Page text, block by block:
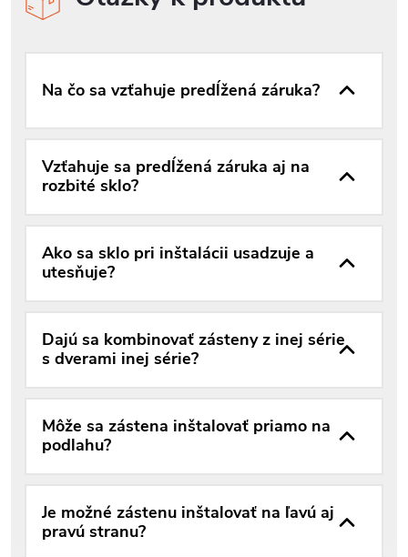
Na čo sa vzťahuje predĺžená záruka?
Vzťahuje sa predĺžená záruka aj na
rozbité sklo?
Ako sa sklo pri inštalácii usadzuje a
utesňuje?
Dajú sa kombinovať zásteny z inej série
s dverami inej série?
Môže sa zástena inštalovať priamo na
podlahu?
Je možné zástenu inštalovať na ľavú aj
pravú stranu?